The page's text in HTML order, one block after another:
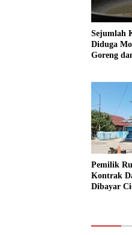
Sejumlah
Diduga
Goreng
Pemilik
Kontrak
Dibayar